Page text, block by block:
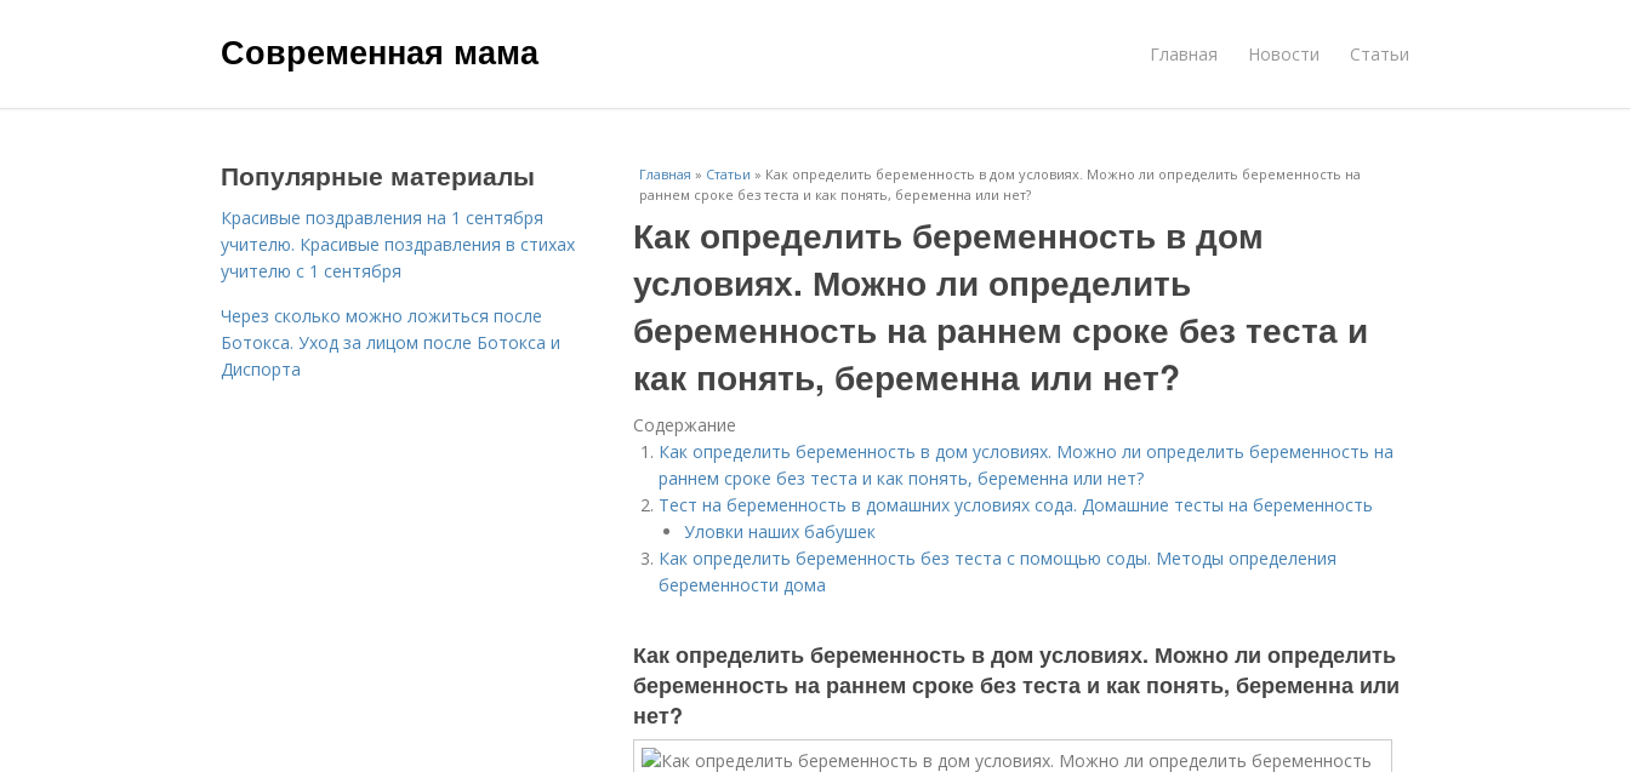
Современная мама Главная Новости Статьи
Главная » Статьи » Как определить беременность в дом условиях. Можно ли определить беременность на
раннем сроке без теста и как понять, беременна или нет?
Как определить беременность в дом
условиях. Можно ли определить
беременность на раннем сроке без теста и
как понять, беременна или нет?
Содержание
Как определить беременность в дом условиях. Можно ли определить беременность на
раннем сроке без теста и как понять, беременна или нет?
Тест на беременность в домашних условиях сода. Домашние тесты на беременность
Уловки наших бабушек
Как определить беременность без теста с помощью соды. Методы определения
беременности дома
Как определить беременность в дом условиях. Можно ли определить
беременность на раннем сроке без теста и как понять, беременна или
нет?
Популярные материалы
Красивые поздравления на 1 сентября
учителю. Красивые поздравления в стихах
учителю с 1 сентября
Через сколько можно ложиться после
Ботокса. Уход за лицом после Ботокса и
Диспорта